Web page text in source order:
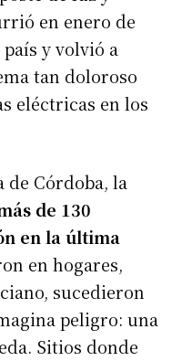
en enero de
y volvió a
tan doloroso
eléctricas en los
de Córdoba, la
de 130
en la última
en hogares,
sucedieron
peligro: una
Sitios donde